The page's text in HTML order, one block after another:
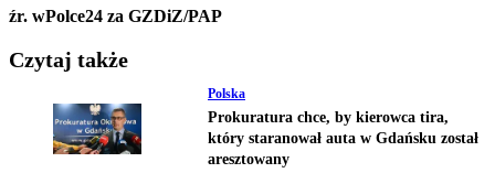
źr. wPolce24 za GZDiZ/PAP
Czytaj także
Polska
Prokuratura chce, by kierowca tira,
który staranował auta w Gdańsku został
aresztowany